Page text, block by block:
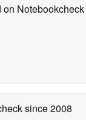
Notebookcheck
since 2008